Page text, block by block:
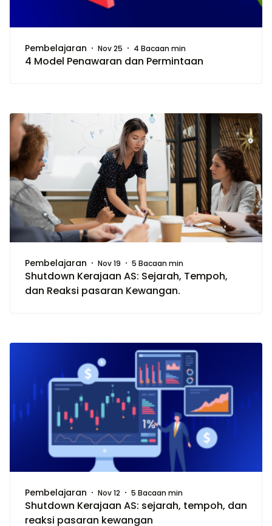
Pembelajaran Nov 25 4 Bacaan min
4 Model Penawaran dan Permintaan
Pembelajaran Nov 19 5 Bacaan min
Shutdown Kerajaan AS: Sejarah, Tempoh,
dan Reaksi pasaran Kewangan.
Pembelajaran Nov 12 5 Bacaan min
Shutdown Kerajaan AS: sejarah, tempoh, dan
reaksi pasaran kewangan